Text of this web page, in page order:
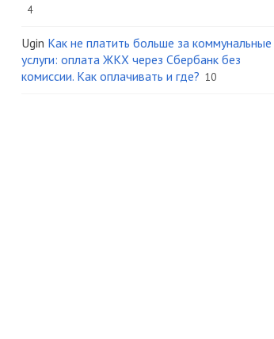
4
Ugin Как не платить больше за коммунальные
услуги: оплата ЖКХ через Сбербанк без
комиссии. Как оплачивать и где? 10